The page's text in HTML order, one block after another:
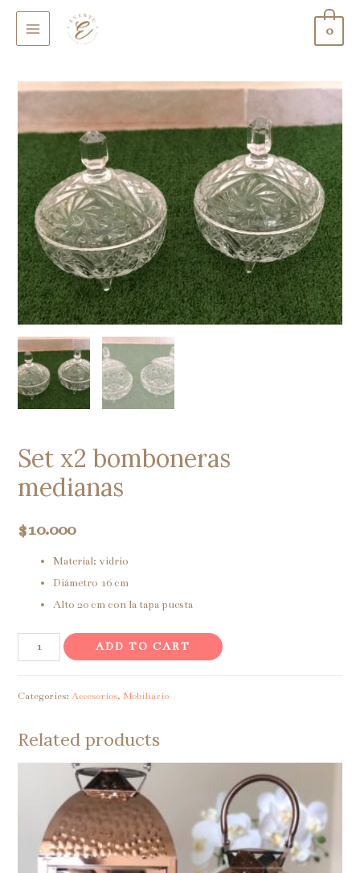
MAIN
0
Set x2 bomboneras
medianas
$10.000
Material: vidrio
Diámetro 16 cm
Alto 20 cm con la tapa puesta
x2
quantity
ADD TO CART
Categories:Accesorios,Mobiliario
Related products